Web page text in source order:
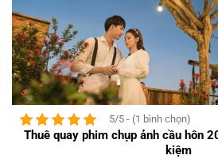
5/5 - (1 bình chọn)
Thuê quay phim chụp ảnh cầu hôn
kiệm